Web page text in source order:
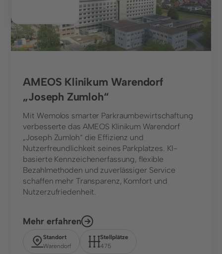
AMEOS Klinikum Warendorf
„Joseph Zumloh“
Mit Wemolos smarter Parkraumbewirtschaftung
verbesserte das AMEOS Klinikum Warendorf
„Joseph Zumloh“ die Effizienz und
Nutzerfreundlichkeit seines Parkplatzes. KI-
basierte Kennzeichenerfassung, flexible
Bezahlmethoden und zuverlässiger Service
schaffen mehr Transparenz, Komfort und
Nutzerzufriedenheit.
Mehr erfahren
Standort
Warendorf
Stellplätze
475